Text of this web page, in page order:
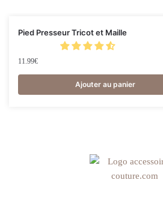
Pied Presseur Tricot et Maille
11.99€
Ajouter au panier